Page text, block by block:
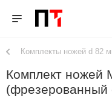
Комплекты ножей d 82
Комплект ножей
(фрезерованный